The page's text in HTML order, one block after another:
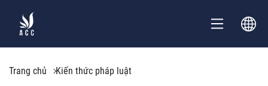
Trang chủ Kiến thức pháp luật